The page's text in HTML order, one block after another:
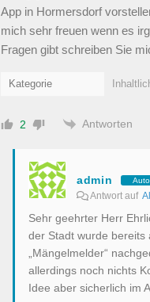
App in Hormersdorf
mich sehr freuen wenn es
Fragen gibt schreiben Sie
Kategorie
2 Antworten
admin
Antwort auf
Sehr geehrter Herr
der Stadt wurde bereits
„Mängelmelder“
allerdings noch nichts
Idee aber sicherlich im